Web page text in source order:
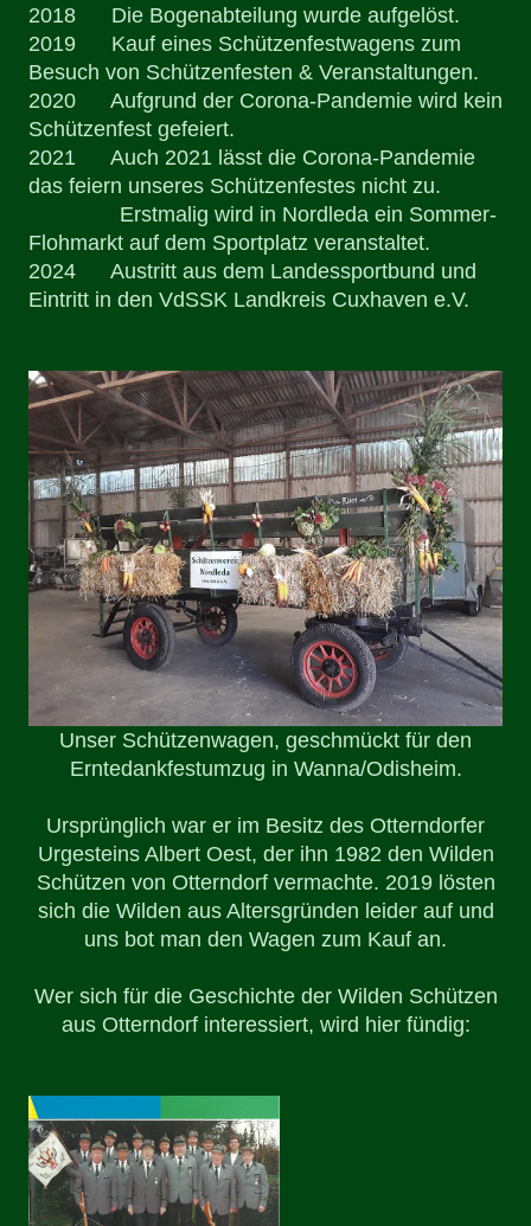
2018 Die Bogenabteilung wurde aufgelöst.
2019 Kauf eines Schützenfestwagens zum
Besuch von Schützenfesten & Veranstaltungen.
2020 Aufgrund der Corona-Pandemie wird kein
Schützenfest gefeiert.
2021 Auch 2021 lässt die Corona-Pandemie
das feiern unseres Schützenfestes nicht zu.
Erstmalig wird in Nordleda ein Sommer-
Flohmarkt auf dem Sportplatz veranstaltet.
2024 Austritt aus dem Landessportbund und
Eintritt in den VdSSK Landkreis Cuxhaven e.V.
Unser Schützenwagen, geschmückt für den
Erntedankfestumzug in Wanna/Odisheim.
Ursprünglich war er im Besitz des Otterndorfer
Urgesteins Albert Oest, der ihn 1982 den Wilden
Schützen von Otterndorf vermachte. 2019 lösten
sich die Wilden aus Altersgründen leider auf und
uns bot man den Wagen zum Kauf an.
Wer sich für die Geschichte der Wilden Schützen
aus Otterndorf interessiert, wird hier fündig: